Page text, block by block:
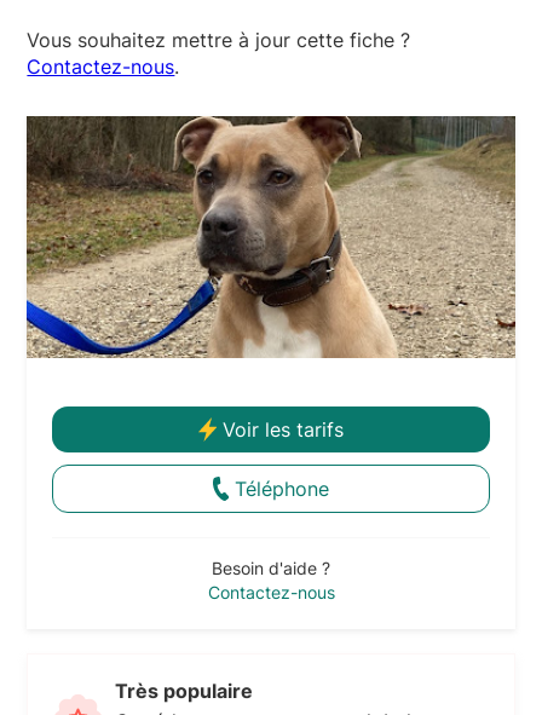
Vous souhaitez mettre à jour cette fiche ?
Contactez-nous.
Voir les tarifs
Téléphone
Besoin d'aide ?
Contactez-nous
Très populaire